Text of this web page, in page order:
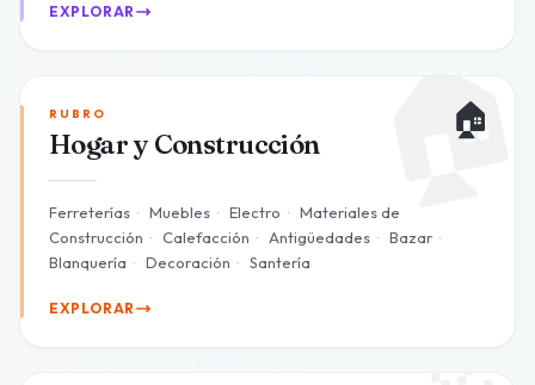
EXPLORAR
🏠
RUBRO
Hogar y Construcción
Ferreterías · Muebles · Electro · Materiales de
Construcción · Calefacción · Antigüedades · Bazar ·
Blanquería · Decoración · Santería
EXPLORAR